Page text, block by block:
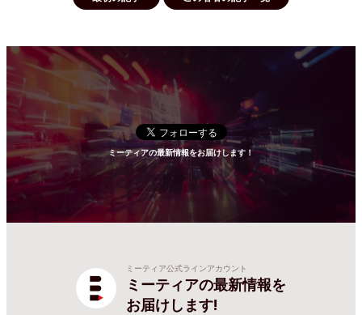
ミーティアの最新情報をお届けします！
ミーティア公式ラインアカウント
ミーティアの最新情報を
お届けします!